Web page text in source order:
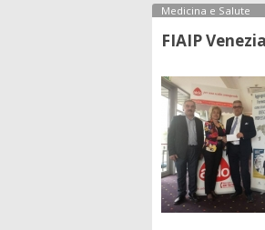
Medicina e Salute
FIAIP